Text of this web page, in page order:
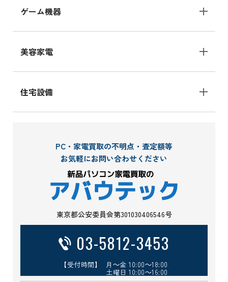
ゲーム機器
美容家電
住宅設備
PC・家電買取の不明点・査定額等
お気軽にお問い合わせください
東京都公安委員会第301030406546号
03-5812-3453
【受付時間】 月～金 10:00～18:00
土曜日 10:00～16:00